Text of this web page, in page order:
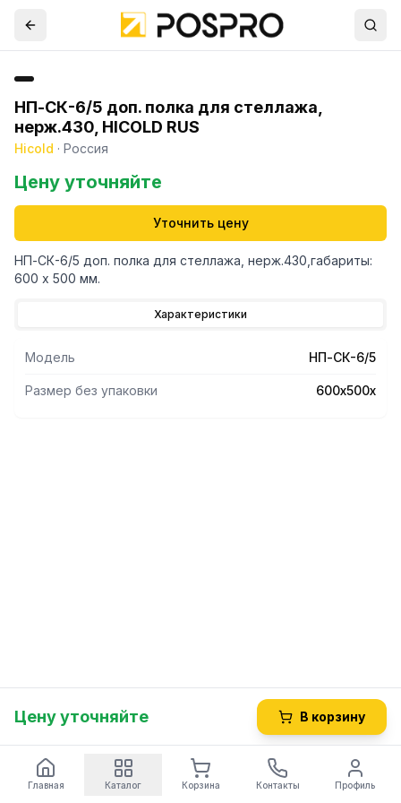
НП-СК-6/5 доп. полка для стеллажа,
нерж.430, HICOLD RUS
Hicold · Россия
Цену уточняйте
Уточнить цену
НП-СК-6/5 доп. полка для стеллажа, нерж.430,габариты:
600 х 500 мм.
Характеристики
Модель НП-СК-6/5
Размер без упаковки 600х500х
Цену уточняйте В корзину
Главная Каталог Корзина Контакты Профиль